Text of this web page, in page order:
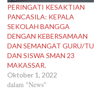
PERINGATI KESAKTIAN
PANCASILA: KEPALA
SEKOLAH BANGGA
DENGAN KEBERSAMAAN
DAN SEMANGAT GURU/TU
DAN SISWA SMAN 23
MAKASSAR.
Oktober 1, 2022
dalam "News"